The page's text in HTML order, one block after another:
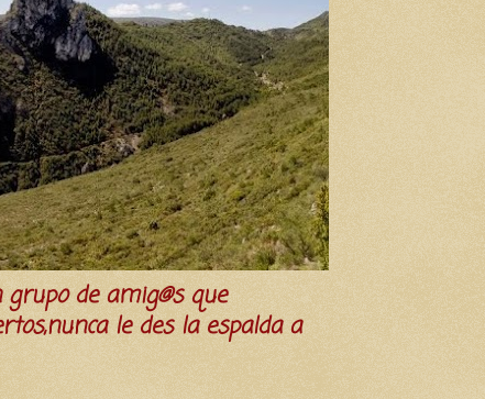
de amig@s que
le des la espalda a